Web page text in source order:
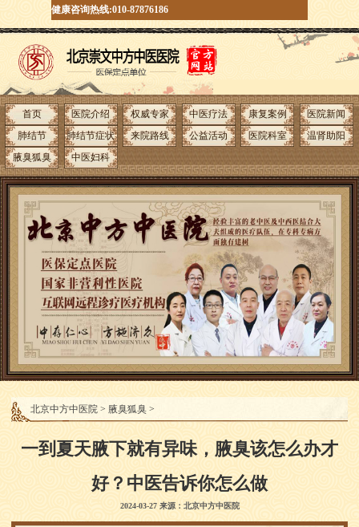
健康咨询热线:010-87876186
首页 医院介绍 权威专家 中医疗法 康复案例
医院新闻
肺结节
肺结节症状 来院路线 公益活动 医院科室
温肾助阳
腋臭狐臭
中医妇科
北京中方中医院 > 腋臭狐臭 >
一到夏天腋下就有异味，腋臭该怎么办才
好？中医告诉你怎么做
2024-03-27 来源：北京中方中医院